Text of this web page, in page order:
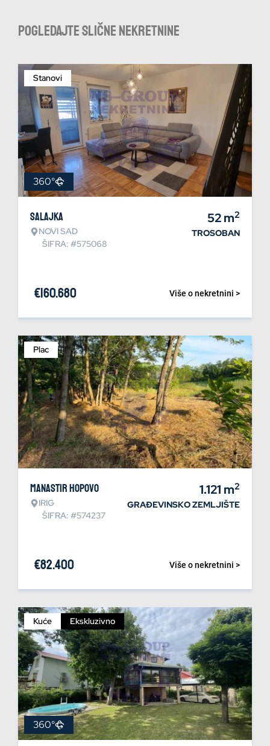
Pogledajte slične nekretnine
Stanovi
360°
Salajka
NOVI SAD
ŠIFRA: #575068
52m2
TROSOBAN
Više o nekretnini >
€160.680
Plac
Manastir Hopovo
IRIG
ŠIFRA: #574237
1.121 m2
GRAĐEVINSKO ZEMLJIŠTE
Više o nekretnini >
€82.400
Kuće Ekskluzivno
360°